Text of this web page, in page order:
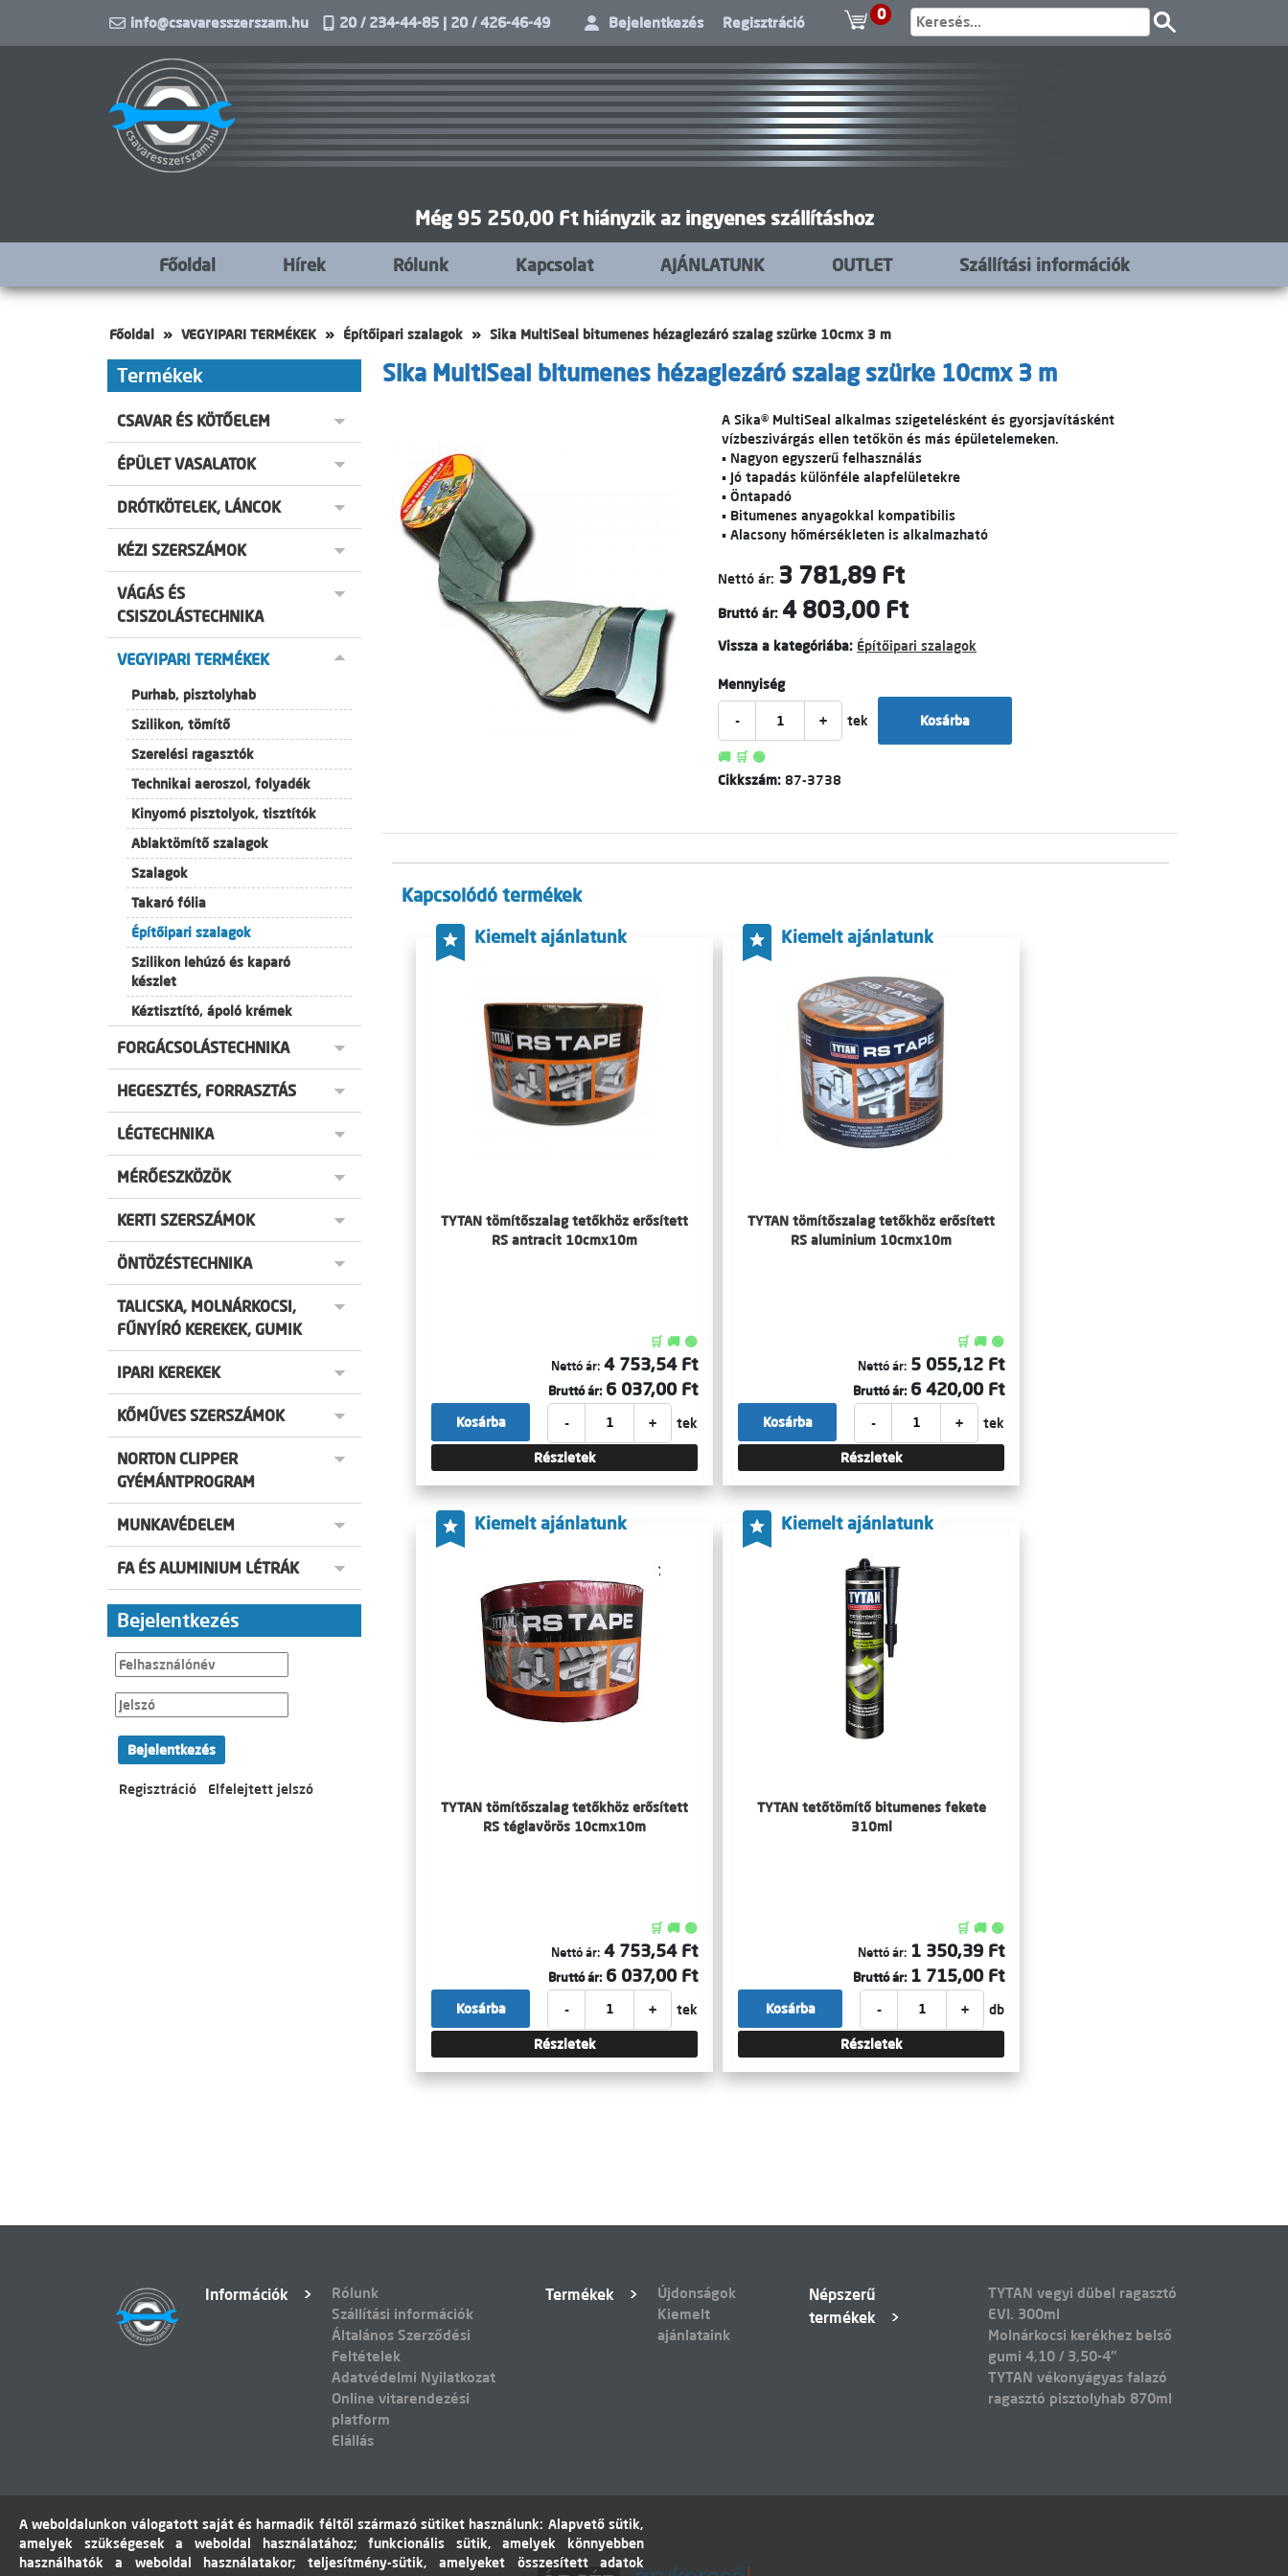
info@csavaresszerszam.hu 20 / 234-44-85 | 20 / 426-46-49 Bejelentkezés Regisztráció 0
Még 95 250,00 Ft hiányzik az ingyenes szállításhoz
Főoldal Hírek Rólunk Kapcsolat AJÁNLATUNK OUTLET Szállítási információk
Főoldal VEGYIPARI TERMÉKEK Építőipari szalagok Sika MultiSeal bitumenes hézaglezáró szalag szürke 10cmx 3 m
Termékek
CSAVAR ÉS KÖTŐELEM
ÉPÜLET VASALATOK
DRÓTKÖTELEK, LÁNCOK
KÉZI SZERSZÁMOK
VÁGÁS ÉS
CSISZOLÁSTECHNIKA
VEGYIPARI TERMÉKEK
Purhab, pisztolyhab
Szilikon, tömítő
Szerelési ragasztók
Technikai aeroszol, folyadék
Kinyomó pisztolyok, tisztítók
Ablaktömítő szalagok
Szalagok
Takaró fólia
Építőipari szalagok
Szilikon lehúzó és kaparó
készlet
Kéztisztító, ápoló krémek
FORGÁCSOLÁSTECHNIKA
HEGESZTÉS, FORRASZTÁS
LÉGTECHNIKA
MÉRŐESZKÖZÖK
KERTI SZERSZÁMOK
ÖNTÖZÉSTECHNIKA
TALICSKA, MOLNÁRKOCSI,
FŰNYÍRÓ KEREKEK, GUMIK
IPARI KEREKEK
KŐMŰVES SZERSZÁMOK
NORTON CLIPPER
GYÉMÁNTPROGRAM
MUNKAVÉDELEM
FA ÉS ALUMINIUM LÉTRÁK
Bejelentkezés
Bejelentkezés
Regisztráció Elfelejtett jelszó
Sika MultiSeal bitumenes hézaglezáró szalag szürke 10cmx 3 m
A Sika® MultiSeal alkalmas szigetelésként és gyorsjavításként
vízbeszivárgás ellen tetőkön és más épületelemeken.
▪ Nagyon egyszerű felhasználás
▪ Jó tapadás különféle alapfelületekre
▪ Öntapadó
▪ Bitumenes anyagokkal kompatibilis
▪ Alacsony hőmérsékleten is alkalmazható
Nettó ár: 3 781,89 Ft
Bruttó ár: 4 803,00 Ft
Vissza a kategóriába: Építőipari szalagok
Mennyiség
- + tek Kosárba
🚚 🛒 🟢
Cikkszám: 87-3738
Kapcsolódó termékek
Kiemelt ajánlatunk
TYTAN tömítőszalag tetőkhöz erősített
RS antracit 10cmx10m
🛒 🚚 🟢
Nettó ár: 4 753,54 Ft
Bruttó ár: 6 037,00 Ft
- + tek
Kosárba
Részletek
Kiemelt ajánlatunk
TYTAN tömítőszalag tetőkhöz erősített
RS aluminium 10cmx10m
🛒 🚚 🟢
Nettó ár: 5 055,12 Ft
Bruttó ár: 6 420,00 Ft
- + tek
Kosárba
Részletek
Kiemelt ajánlatunk
TYTAN tömítőszalag tetőkhöz erősített
RS téglavörös 10cmx10m
🛒 🚚 🟢
Nettó ár: 4 753,54 Ft
Bruttó ár: 6 037,00 Ft
- + tek
Kosárba
Részletek
Kiemelt ajánlatunk
TYTAN tetőtömítő bitumenes fekete
310ml
🛒 🚚 🟢
Nettó ár: 1 350,39 Ft
Bruttó ár: 1 715,00 Ft
- + db
Kosárba
Részletek
Információk
Rólunk
Szállítási információk
Általános Szerződési
Feltételek
Adatvédelmi Nyilatkozat
Online vitarendezési
platform
Elállás
Termékek
Újdonságok
Kiemelt
ajánlataink
Népszerű
termékek
TYTAN vegyi dübel ragasztó
EVI. 300ml
Molnárkocsi kerékhez belső
gumi 4,10 / 3,50-4"
TYTAN vékonyágyas falazó
ragasztó pisztolyhab 870ml
A weboldalunkon válogatott saját és harmadik féltől származó sütiket használunk: Alapvető sütik,
amelyek szükségesek a weboldal használatához; funkcionális sütik, amelyek könnyebben
használhatók a weboldal használatakor; teljesítmény-sütik, amelyeket összesített adatok